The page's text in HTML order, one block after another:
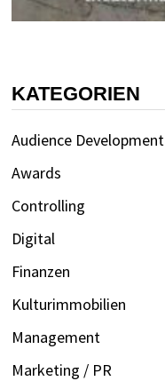
KATEGORIEN
Audience Development
Awards
Controlling
Digital
Finanzen
Kulturimmobilien
Management
Marketing / PR